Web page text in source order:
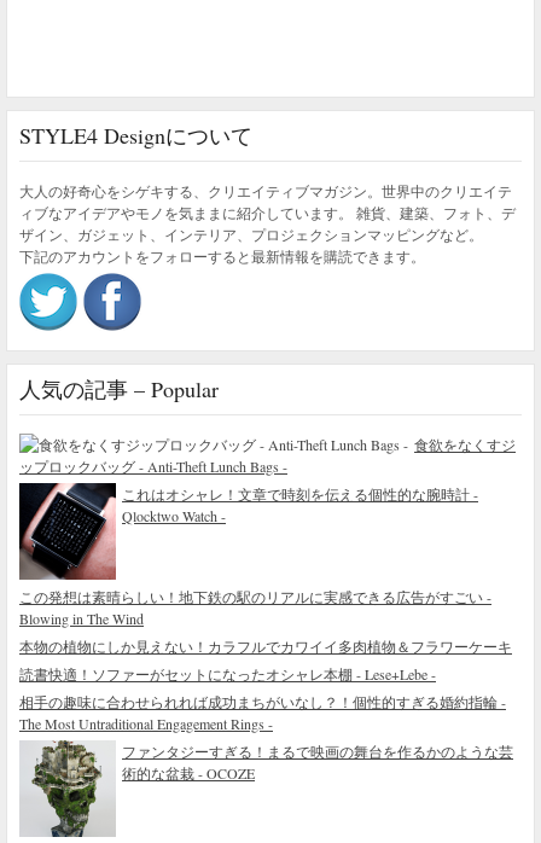
STYLE4 Designについて
大人の好奇心をシゲキする、クリエイティブマガジン。世界中のクリエイテ
ィブなアイデアやモノを気ままに紹介しています。 雑貨、建築、フォト、デ
ザイン、ガジェット、インテリア、プロジェクションマッピングなど。
下記のアカウントをフォローすると最新情報を購読できます。
人気の記事 – Popular
食欲をなくすジ
ップロックバッグ - Anti-Theft Lunch Bags -
これはオシャレ！文章で時刻を伝える個性的な腕時計 -
Qlocktwo Watch -
この発想は素晴らしい！地下鉄の駅のリアルに実感できる広告がすごい -
Blowing in The Wind
本物の植物にしか見えない！カラフルでカワイイ多肉植物＆フラワーケーキ
読書快適！ソファーがセットになったオシャレ本棚 - Lese+Lebe -
相手の趣味に合わせられれば成功まちがいなし？！個性的すぎる婚約指輪 -
The Most Untraditional Engagement Rings -
ファンタジーすぎる！まるで映画の舞台を作るかのような芸
術的な盆栽 - OCOZE